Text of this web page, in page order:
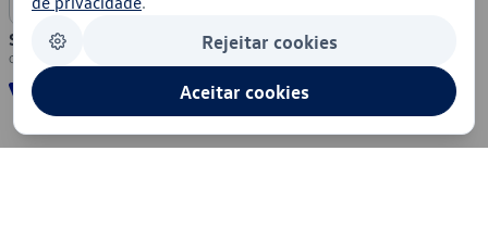
Segurança Rejeitar cookies
Aceitar cookies